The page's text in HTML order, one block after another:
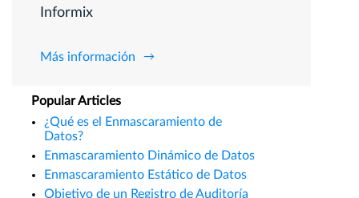
Informix
Más información
Popular Articles
¿Qué es el Enmascaramiento de
Datos?
Enmascaramiento Dinámico de Datos
Enmascaramiento Estático de Datos
Objetivo de un Registro de Auditoría